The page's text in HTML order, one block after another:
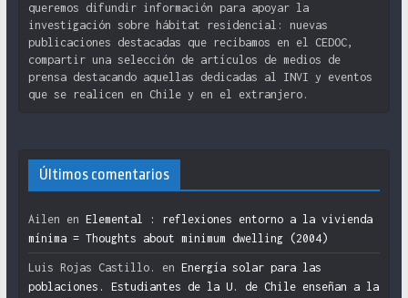
queremos difundir información para apoyar la
investigación sobre hábitat residencial: nuevas
publicaciones destacadas que recibamos en el CEDOC,
compartir una selección de artículos de medios de
prensa destacando aquellas dedicadas al INVI y eventos
que se realicen en Chile y en el extranjero.
Últimos comentarios
Ailen en Elemental : reflexiones entorno a la vivienda
mínima = Thoughts about minimum dwelling (2004)
Luis Rojas Castillo. en Energía solar para las
poblaciones. Estudiantes de la U. de Chile enseñan a la